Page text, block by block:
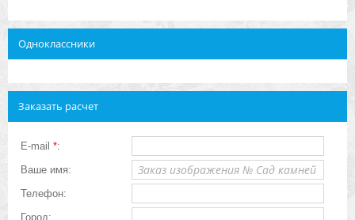
Одноклассники
Заказать расчет
E-mail *:
Ваше имя:
Телефон:
Город: